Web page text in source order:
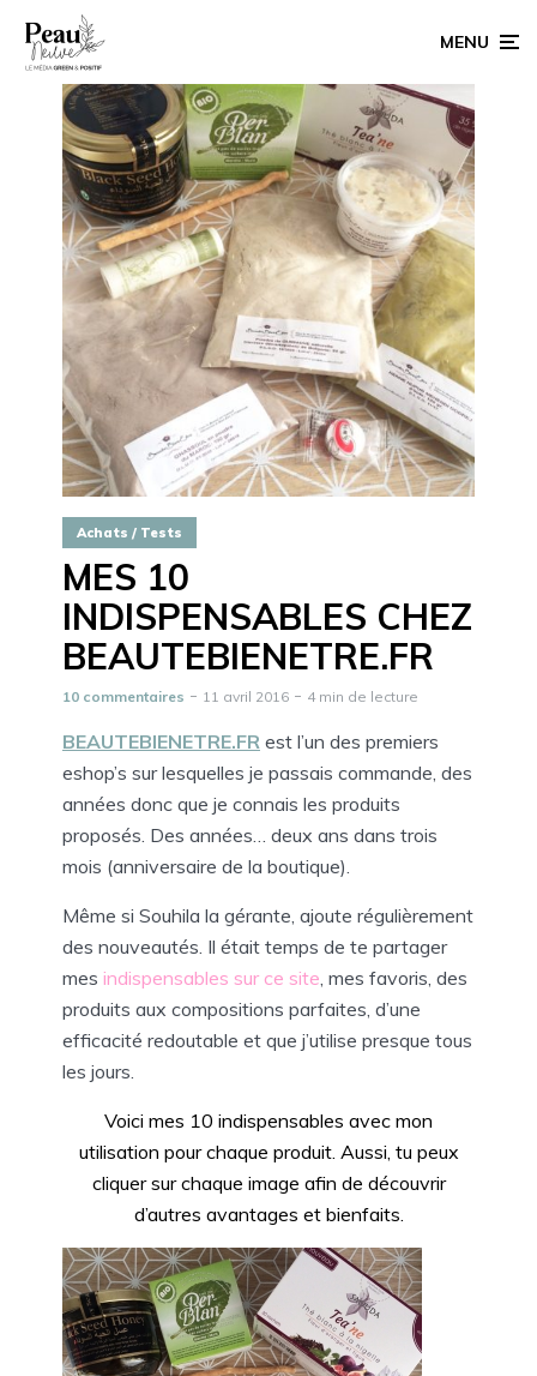
MENU
Achats / Tests
MES 10
INDISPENSABLES CHEZ
BEAUTEBIENETRE.FR
10 commentaires 11 avril 2016 4 min de lecture
BEAUTEBIENETRE.FR est l’un des premiers
eshop’s sur lesquelles je passais commande, des
années donc que je connais les produits
proposés. Des années… deux ans dans trois
mois (anniversaire de la boutique).
Même si Souhila la gérante, ajoute régulièrement
des nouveautés. Il était temps de te partager
mes indispensables sur ce site , mes favoris, des
produits aux compositions parfaites, d’une
efficacité redoutable et que j’utilise presque tous
les jours.
Voici mes 10 indispensables avec mon
utilisation pour chaque produit. Aussi, tu peux
cliquer sur chaque image afin de découvrir
d’autres avantages et bienfaits.